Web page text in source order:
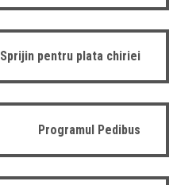
Sprijin pentru plata chiriei
Programul Pedibus